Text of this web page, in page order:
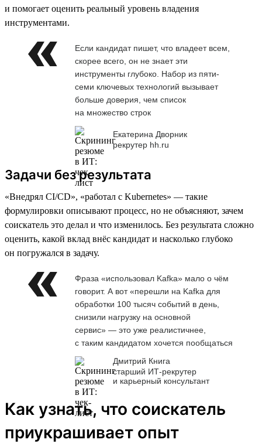
и помогает оценить реальный уровень владения
инструментами.
Если кандидат пишет, что владеет всем,
скорее всего, он не знает эти
инструменты глубоко. Набор из пяти-
семи ключевых технологий вызывает
больше доверия, чем список
на множество строк
Екатерина Дворник
рекрутер hh.ru
Задачи без результата
«Внедрял CI/CD», «работал с Kubernetes» — такие
формулировки описывают процесс, но не объясняют, зачем
соискатель это делал и что изменилось. Без результата сложно
оценить, какой вклад внёс кандидат и насколько глубоко
он погружался в задачу.
Фраза «использовал Kafka» мало о чём
говорит. А вот «перешли на Kafka для
обработки 100 тысяч событий в день,
снизили нагрузку на основной
сервис» — это уже реалистичнее,
с таким кандидатом хочется пообщаться
Дмитрий Книга
старший ИТ-рекрутер
и карьерный консультант
Как узнать, что соискатель
приукрашивает опыт